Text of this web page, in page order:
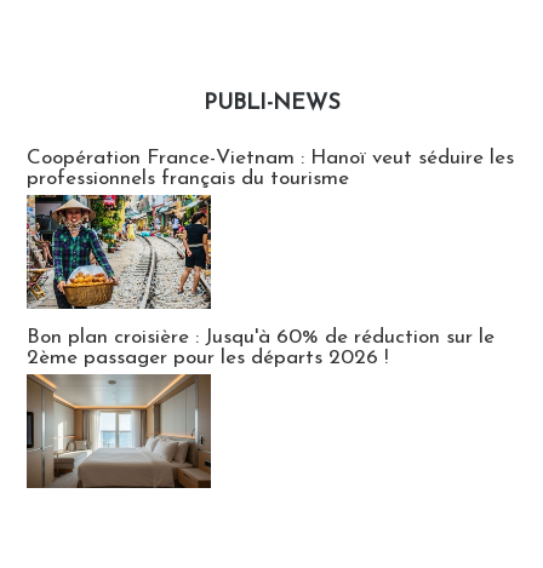
PUBLI-NEWS
Coopération France-Vietnam : Hanoï veut séduire les
professionnels français du tourisme
Bon plan croisière : Jusqu'à 60% de réduction sur le
2ème passager pour les départs 2026 !